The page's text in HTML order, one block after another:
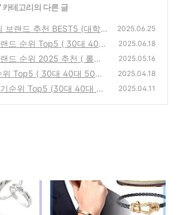
' 카테고리의 다른 글
브랜드 추천 BEST5 (대학
925 실버)
(0)
2025.06.25
드 순위 Top5 ( 30대 40대
파니 불가리 부쉐론
(0)
2025.06.18
드 순위 2025 추천 ( 롤렉
어 IWC 까르띠에 가격 )
2025.05.16
위 Top5 ( 30대 40대 50대
드 추천 )
(0)
2025.04.18
순위 Top5 (30대 40대 50
2025.04.11